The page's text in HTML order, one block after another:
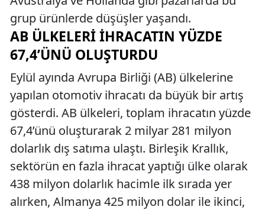
grup ürünlerde düşüşler yaşandı.
AB ÜLKELERI İHRACATIN YÜZDE
67,4’ÜNÜ OLUŞTURDU
Eylül ayında Avrupa Birliği (AB) ülkelerine
yapılan otomotiv ihracatı da büyük bir artış
gösterdi. AB ülkeleri, toplam ihracatın yüzde
67,4’ünü oluşturarak 2 milyar 281 milyon
dolarlık dış satıma ulaştı. Birleşik Krallık,
sektörün en fazla ihracat yaptığı ülke olarak
438 milyon dolarlık hacimle ilk sırada yer
alırken, Almanya 425 milyon dolar ile ikinci,